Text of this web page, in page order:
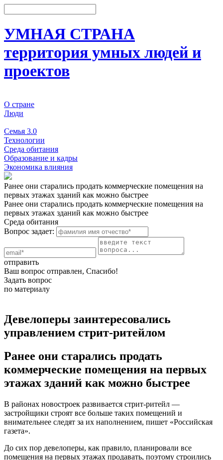
УМНАЯ СТРАНА
территория умных людей и
проектов
О стране
Люди
Семья 3.0
Технологии
Среда обитания
Образование и кадры
Экономика влияния
Ранее они старались продать коммерческие помещения на
первых этажах зданий как можно быстрее
Ранее они старались продать коммерческие помещения на
первых этажах зданий как можно быстрее
Среда обитания
Вопрос задает:
отправить
Ваш вопрос отправлен, Спасибо!
Задать вопрос
по материалу
Девелоперы заинтересовались
управлением стрит-ритейлом
Ранее они старались продать
коммерческие помещения на первых
этажах зданий как можно быстрее
В районах новостроек развивается стрит-ритейл —
застройщики строят все больше таких помещений и
внимательнее следят за их наполнением, пишет «Российская
газета».
До сих пор девелоперы, как правило, планировали все
помещения на первых этажах продавать, поэтому строились